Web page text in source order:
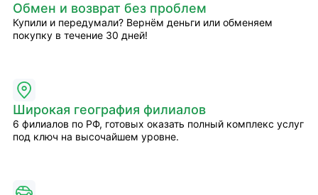
Обмен и возврат без проблем
Купили и передумали? Вернём деньги или обменяем
покупку в течение 30 дней!
Широкая география филиалов
6 филиалов по РФ, готовых оказать полный комплекс услуг
под ключ на высочайшем уровне.